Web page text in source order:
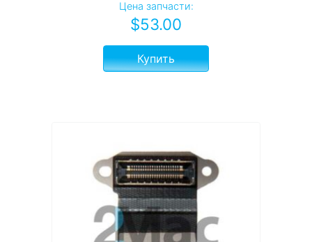
Цена запчасти:
$53.00
Купить